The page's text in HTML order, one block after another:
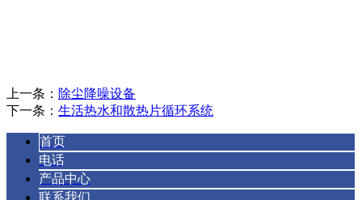
上一条： 除尘降噪设备
下一条： 生活热水和散热片循环系统
首页
电话
产品中心